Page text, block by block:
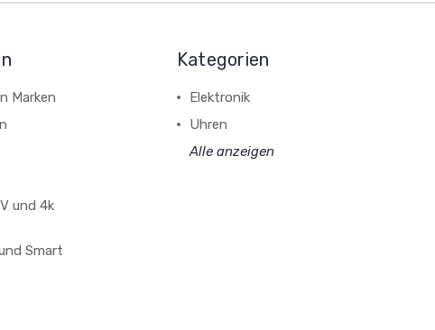
Marken
und 4k
Smart
Kategorien
Elektronik
Uhren
Alle anzeigen